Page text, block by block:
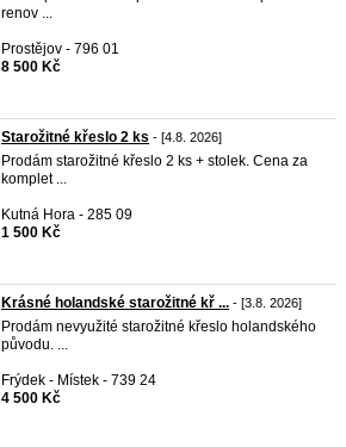
renov ...
Prostějov - 796 01
8 500 Kč
Starožitné křeslo 2 ks - [4.8. 2026]
Prodám starožitné křeslo 2 ks + stolek. Cena za
komplet ...
Kutná Hora - 285 09
1 500 Kč
Krásné holandské starožitné kř ... - [3.8. 2026]
Prodám nevyužité starožitné křeslo holandského
původu. ...
Frýdek - Místek - 739 24
4 500 Kč